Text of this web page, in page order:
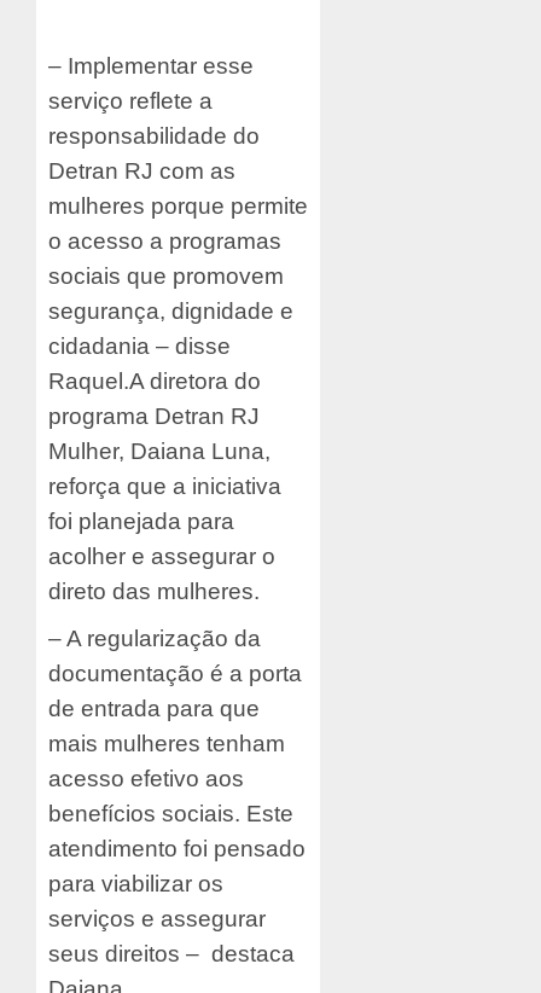
– Implementar esse
serviço reflete a
responsabilidade do
Detran RJ com as
mulheres porque permite
o acesso a programas
sociais que promovem
segurança, dignidade e
cidadania – disse
Raquel.A diretora do
programa Detran RJ
Mulher, Daiana Luna,
reforça que a iniciativa
foi planejada para
acolher e assegurar o
direto das mulheres.
– A regularização da
documentação é a porta
de entrada para que
mais mulheres tenham
acesso efetivo aos
benefícios sociais. Este
atendimento foi pensado
para viabilizar os
serviços e assegurar
seus direitos – destaca